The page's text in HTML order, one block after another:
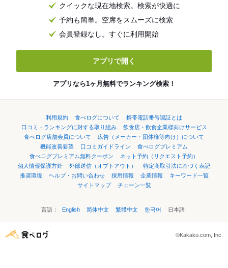
クイックな現在地検索。検索が快適に
予約も簡単。空席をスムーズに検索
会員登録なし。すぐに利用開始
アプリで開く
アプリなら1ヶ月無料でランキング検索！
利用規約 食べログについて
携帯電話番号認証とは
口コミ・ランキングに対する取り組み
飲食店・飲食企業様向けサービス
食べログ店舗会員について
広告（メーカー・団体様等向け）について
機能改善要望
口コミガイドライン
食べログプレミアム
食べログプレミアム無料クーポン
ネット予約（リクエスト予約）
個人情報保護方針
外部送信（オプトアウト）
特定商取引法に基づく表記
推奨環境
ヘルプ・お問い合わせ 採用情報 企業情報
キーワード一覧
サイトマップ
チェーン一覧
言語： English 简体中文 繁體中文 한국어 日本語
©Kakaku.com, Inc.